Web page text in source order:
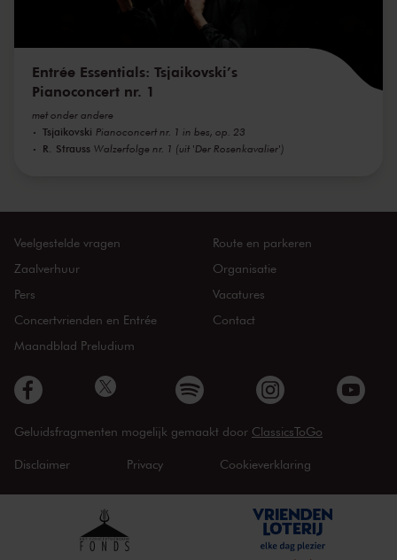
Entrée Essentials: Tsjaikovski’s
Pianoconcert nr. 1
met onder andere
Tsjaikovski Pianoconcert nr. 1 in bes, op. 23
R. Strauss Walzerfolge nr. 1 (uit 'Der Rosenkavalier')
Veelgestelde vragen
Zaalverhuur
Pers
Concertvrienden en Entrée
Maandblad Preludium
Route en parkeren
Organisatie
Vacatures
Contact
Geluidsfragmenten mogelijk gemaakt door ClassicsToGo
Disclaimer Privacy Cookieverklaring